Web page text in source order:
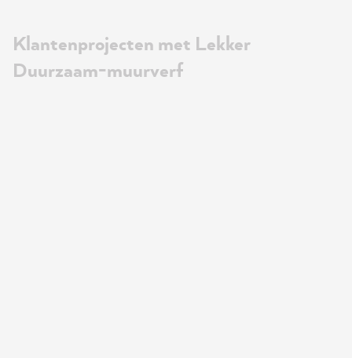
Klantenprojecten met Lekker
Duurzaam-muurverf